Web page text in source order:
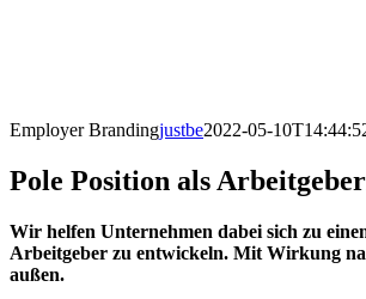
Employer Brandingjustbe2022-05-
Pole Position als
Wir helfen Unternehmen dabei sich zu
Arbeitgeber zu entwickeln. Mit Wirkung
außen.